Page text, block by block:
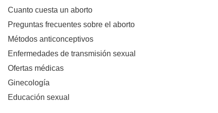
Cuanto cuesta un aborto
Preguntas frecuentes sobre el aborto
Métodos anticonceptivos
Enfermedades de transmisión sexual
Ofertas médicas
Ginecología
Educación sexual